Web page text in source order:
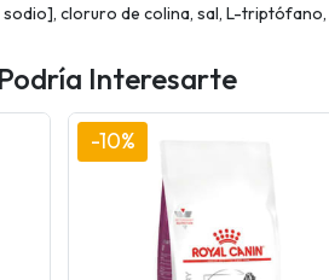
cloruro de colina, sal, L-
Interesarte
-10%